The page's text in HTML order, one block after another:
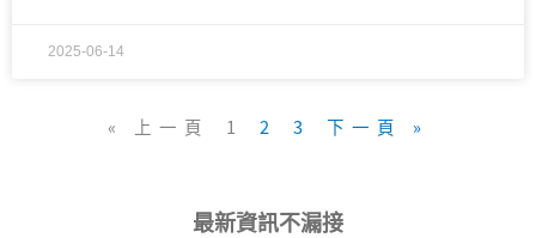
2025-06-14
« 上一頁 1 2 3 下一頁 »
最新資訊不漏接